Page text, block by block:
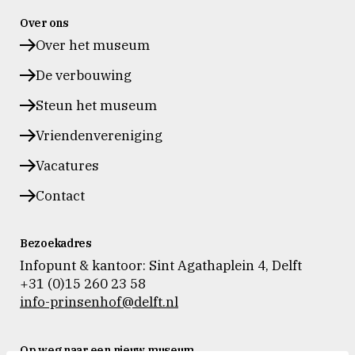
Over ons
Over het museum
De verbouwing
Steun het museum
Vriendenvereniging
Vacatures
Contact
Bezoekadres
Infopunt & kantoor: Sint Agathaplein 4, Delft
+31 (0)15 260 23 58
info-prinsenhof@delft.nl
Op weg naar een nieuw museum
Delft
op
Delft
op op